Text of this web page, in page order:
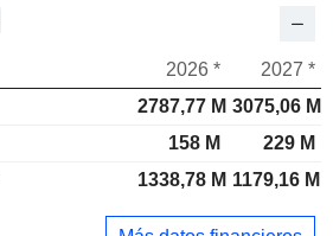
2026 *
2027 *
2787,77 M 3075,06 M
158 M
229 M
1338,78 M 1179,16 M